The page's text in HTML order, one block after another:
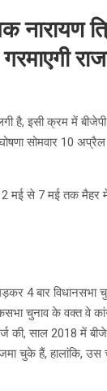
है, इसी क्रम में
सोमवार 10
2 मई से 7 मई तक मैहर
4 बार विधानसभा
चुनाव के वक्त वे
की, साल 2018 में
चुके हैं, हालांकि, उस